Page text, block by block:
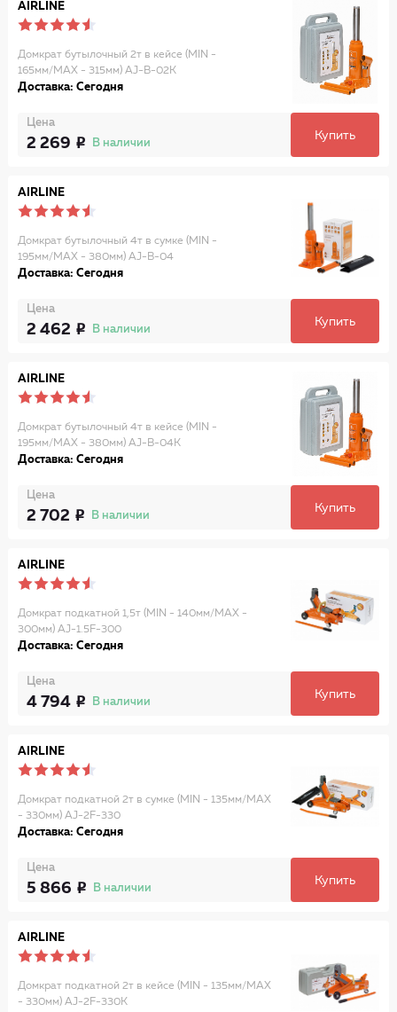
AIRLINE
Домкрат бутылочный 2т в кейсе (MIN -
165мм/MAX - 315мм) AJ-B-02K
Доставка: Сегодня
Цена
2 269 В наличии
Купить
AIRLINE
Домкрат бутылочный 4т в сумке (MIN -
195мм/MAX - 380мм) AJ-B-04
Доставка: Сегодня
Цена
2 462 В наличии
Купить
AIRLINE
Домкрат бутылочный 4т в кейсе (MIN -
195мм/MAX - 380мм) AJ-B-04K
Доставка: Сегодня
Цена
2 702 В наличии
Купить
AIRLINE
Домкрат подкатной 1,5т (MIN - 140мм/MAX -
300мм) AJ-1.5F-300
Доставка: Сегодня
Цена
4 794 В наличии
Купить
AIRLINE
Домкрат подкатной 2т в сумке (MIN - 135мм/MAX
- 330мм) AJ-2F-330
Доставка: Сегодня
Цена
5 866 В наличии
Купить
AIRLINE
Домкрат подкатной 2т в кейсе (MIN - 135мм/MAX
- 330мм) AJ-2F-330K